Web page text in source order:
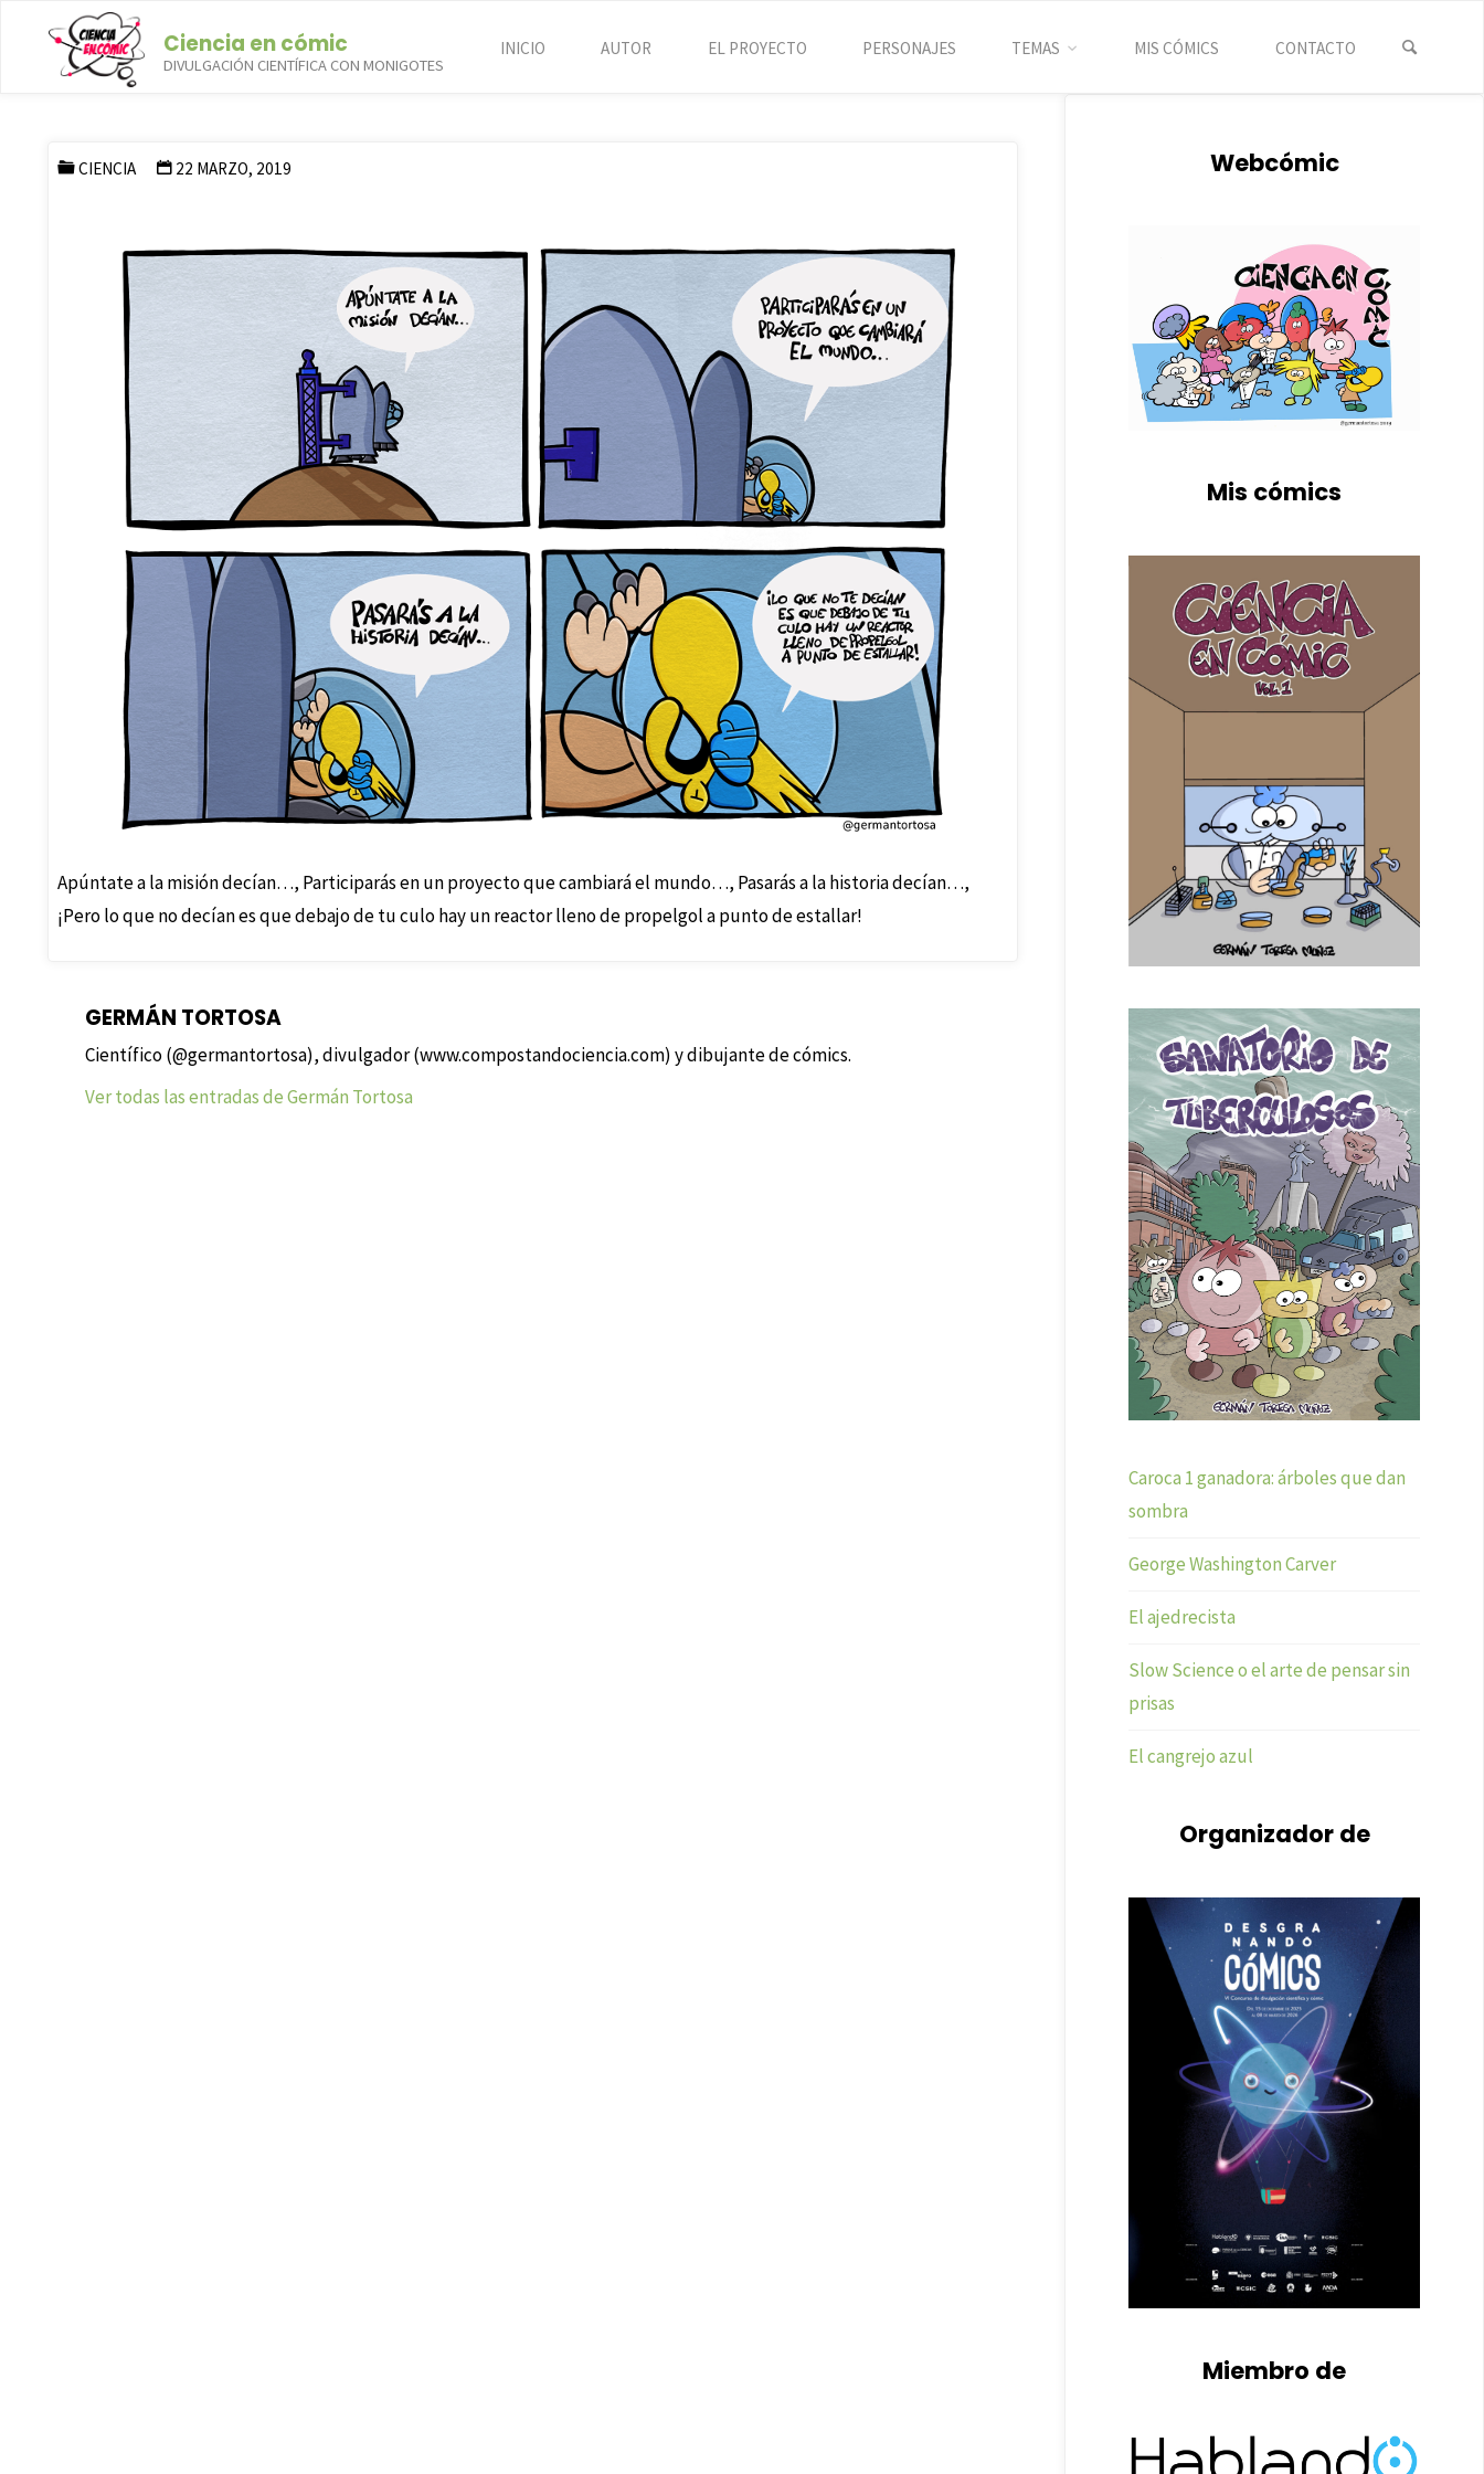
contenido
Ciencia en cómic
DIVULGACIÓN CIENTÍFICA CON MONIGOTES
INICIO AUTOR EL PROYECTO PERSONAJES TEMAS MIS CÓMICS CONTACTO
El técnico que lo arregla todo
CIENCIA 22 MARZO, 2019
Apúntate a la misión decían…, Participarás en un proyecto que cambiará el mundo…, Pasarás a la historia decían…,
¡Pero lo que no decían es que debajo de tu culo hay un reactor lleno de propelgol a punto de estallar!
GERMÁN TORTOSA
Científico (@germantortosa), divulgador (www.compostandociencia.com) y dibujante de cómics.
Ver todas las entradas de Germán Tortosa
Webcómic
Mis cómics
Caroca 1 ganadora: árboles que dan
sombra
George Washington Carver
El ajedrecista
Slow Science o el arte de pensar sin
prisas
El cangrejo azul
Organizador de
Miembro de